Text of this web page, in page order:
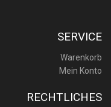
SERVICE
Warenkorb
Mein Konto
RECHTLICHES